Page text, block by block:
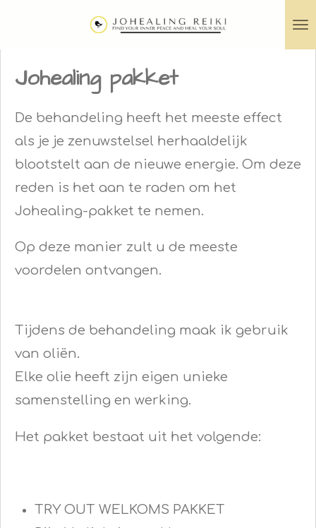
de
hoofdinhoud
Johealing pakket
De behandeling heeft het meeste effect
als je je zenuwstelsel herhaaldelijk
blootstelt aan de nieuwe energie. Om deze
reden is het aan te raden om het
Johealing-pakket te nemen.
Op deze manier zult u de meeste
voordelen ontvangen.
Tijdens de behandeling maak ik gebruik
van oliën.
Elke olie heeft zijn eigen unieke
samenstelling en werking.
Het pakket bestaat uit het volgende:
TRY OUT WELKOMS PAKKET